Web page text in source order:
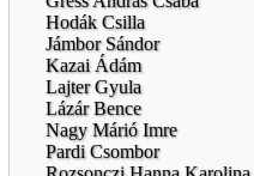
Hodák Csilla
Jámbor Sándor
Kazai Ádám
Lajter Gyula
Lázár Bence
Nagy Márió Imre
Pardi Csombor